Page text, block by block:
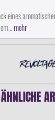
eines
mehr
ÄHNLICHE